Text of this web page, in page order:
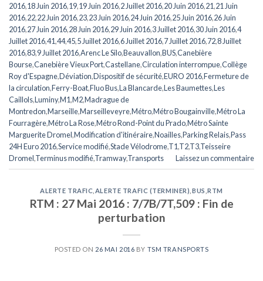
2016,18 Juin 2016,19,19 Juin 2016,2 Juillet 2016,20 Juin 2016,21,21 Juin
2016,22,22 Juin 2016,23,23 Juin 2016,24 Juin 2016,25 Juin 2016,26 Juin
2016,27 Juin 2016,28 Juin 2016,29 Juin 2016,3 Juillet 2016,30 Juin 2016,4
Juillet 2016,41,44,45,5 Juillet 2016,6 Juillet 2016,7 Juillet 2016,72,8 Juillet
2016,83,9 Juillet 2016,Arenc Le Silo,Beauvallon,BUS,Canebière
Bourse,Canebière Vieux Port,Castellane,Circulation interrompue,Collège
Roy d'Espagne,Déviation,Dispositif de sécurité,EURO 2016,Fermeture de
la circulation,Ferry-Boat,Fluo Bus,La Blancarde,Les Baumettes,Les
Caillols,Luminy,M1,M2,Madrague de
Montredon,Marseille,Marseilleveyre,Métro,Métro Bougainville,Métro La
Fourragère,Métro La Rose,Métro Rond-Point du Prado,Métro Sainte
Marguerite Dromel,Modification d'itinéraire,Noailles,Parking Relais,Pass
24H Euro 2016,Service modifié,Stade Vélodrome,T1,T2,T3,Teisseire
Dromel,Terminus modifié,Tramway,Transports Laissez un commentaire
ALERTE TRAFIC ALERTE TRAFIC (TERMINER) BUS ,RTM
RTM : 27 Mai 2016 : 7/7B/7T,509 : Fin de
perturbation
POSTED ON 26 MAI 2016 BY TSM TRANSPORTS